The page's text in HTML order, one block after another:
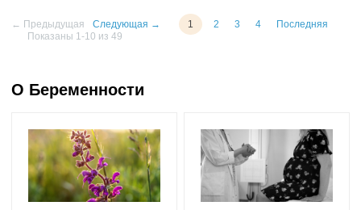
← Предыдущая Следующая → 1 2 3 4
Последняя
Показаны 1-10 из 49
О Беременности